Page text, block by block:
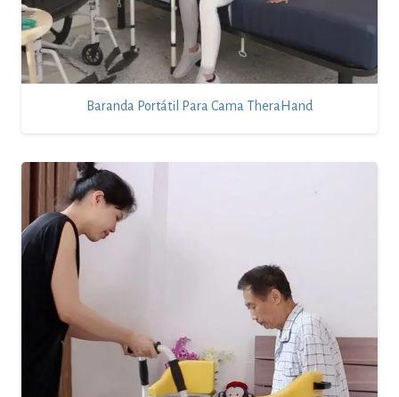
Baranda Portátil Para Cama TheraHand